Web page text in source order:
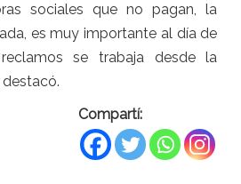
sociales que no pagan, la
es muy importante al día de
se trabaja desde la
destacó.
Compartí: